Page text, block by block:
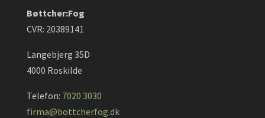
Bøttcher:Fog
CVR: 20389141
Langebjerg 35D
4000 Roskilde
Telefon: 7020 3030
firma@bottcherfog.dk